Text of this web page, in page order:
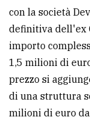
pubblicità
CERCA
Cerca
per
comune
con la società
definitiva dell'ex
importo
1,5 milioni di
prezzo si
di una struttura
milioni di euro da